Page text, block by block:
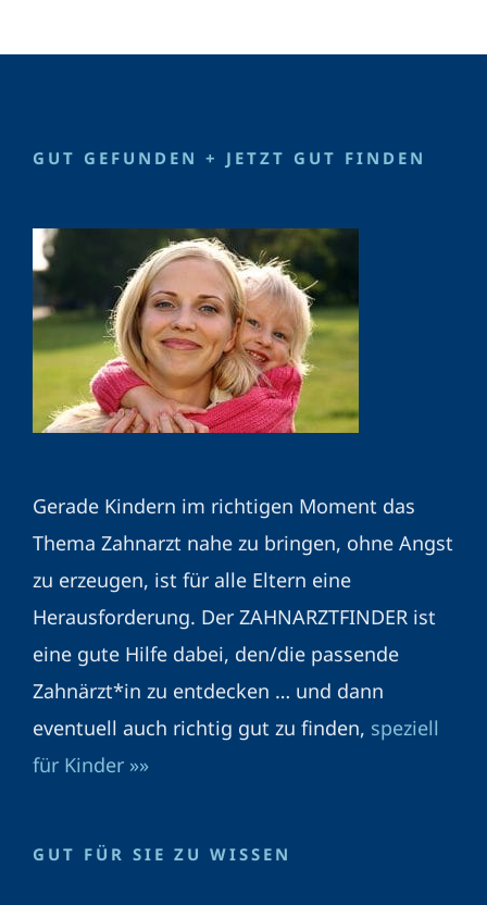
GUT GEFUNDEN + JETZT GUT FINDEN
Gerade Kindern im richtigen Moment das
Thema Zahnarzt nahe zu bringen, ohne Angst
zu erzeugen, ist für alle Eltern eine
Herausforderung. Der ZAHNARZTFINDER ist
eine gute Hilfe dabei, den/die passende
Zahnärzt*in zu entdecken … und dann
eventuell auch richtig gut zu finden, speziell
für Kinder »»
GUT FÜR SIE ZU WISSEN